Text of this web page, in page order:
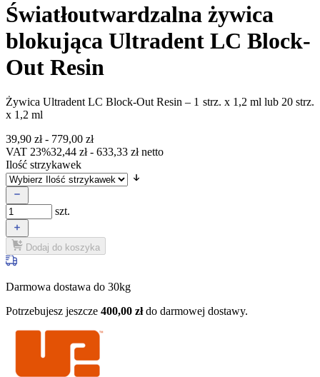
Światłoutwardzalna żywica
blokująca Ultradent LC Block-
Out Resin
Żywica Ultradent LC Block-Out Resin– 1 strz. x 1,2 ml lub 20 strz.
x 1,2 ml
39,90 zł- 779,00 zł
VAT 23%32,44 zł- 633,33 złnetto
Ilość strzykawek
szt.
Dodaj do koszyka
Darmowa dostawa do 30kg
Potrzebujesz jeszcze 400,00 złdo darmowej dostawy.